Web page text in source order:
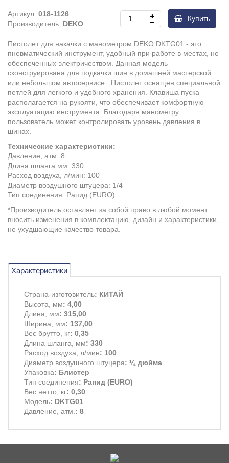
Артикул: 018-1126
Производитель: DEKO
Купить
Пистолет для накачки с манометром DEKO DKTG01 - это
пневматический инструмент, удобный при работе в местах, не
обеспеченных электричеством. Данная модель
сконструирована для подкачки шин в домашней мастерской
или небольшом автосервисе. Пистолет оснащен специальной
петлей для легкого и удобного хранения. Клавиша пуска
располагается на рукояти, что обеспечивает комфортную
эксплуатацию инструмента. Благодаря манометру
пользователь может контролировать уровень давления в
шинах.
Технические характеристики:
Давление, атм: 8
Длина шланга мм: 330
Расход воздуха, л/мин: 100
Диаметр воздушного штуцера: 1/4
Тип соединения: Рапид (EURO)
*Производитель оставляет за собой право в любой момент
вносить изменения в комплектацию, дизайн и характеристики,
не ухудшающие качество товара.
Характеристики
Страна-изготовитель: КИТАЙ
Высота, мм: 4,00
Длина, мм: 315,00
Ширина, мм: 137,00
Вес брутто, кг: 0,35
Длина шланга, мм: 330
Расход воздуха, л/мин: 100
Диаметр воздушного штуцера: ¼ дюйма
Упаковка: Блистер
Тип соединения: Рапид (EURO)
Вес нетто, кг: 0,30
Модель: DKTG01
Давление, атм. : 8